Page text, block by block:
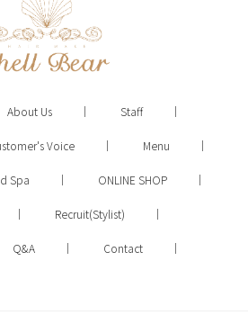
About Us Staff
Voice Menu
Spa ONLINE SHOP
Recruit(Stylist)
Q&A Contact